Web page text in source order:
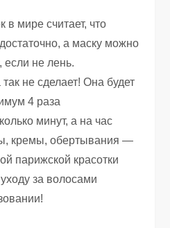
в мире считает, что
, а маску можно
, если не лень.
не сделает! Она будет
4 раза
минут, а на час
, кремы, обертывания —
парижской красотки
за волосами